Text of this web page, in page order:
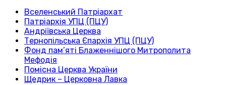
Вселенський Патріархат
Патріархія УПЦ (ПЦУ)
Андріївська Церква
Тернопільська Єпархія УПЦ (ПЦУ)
Фонд пам’яті Блаженнішого Митрополита
Мефодія
Помісна Церква України
Щедрик – Церковна Лавка